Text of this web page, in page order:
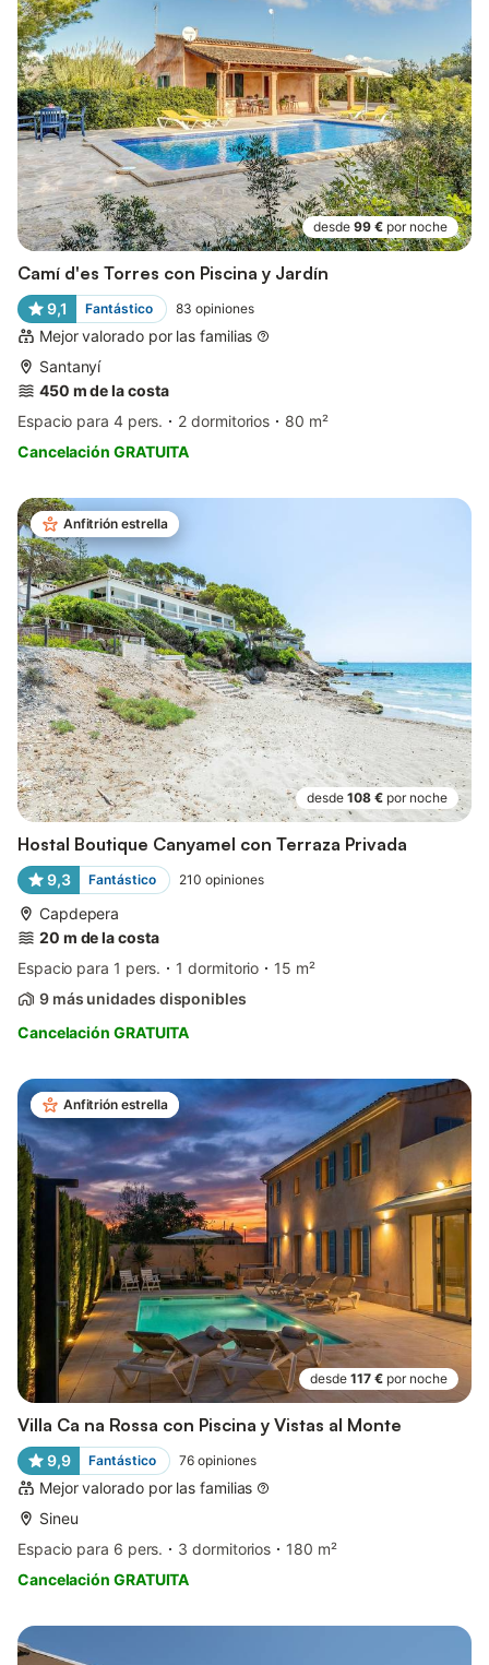
desde 99 € por noche
Camí d'es Torres con Piscina y Jardín
9,1 Fantástico 83 opiniones
Mejor valorado por las familias
Santanyí
450 m de la costa
Espacio para 4 pers.
2 dormitorios
80 m²
Cancelación GRATUITA
Anfitrión estrella
desde 108 € por noche
Hostal Boutique Canyamel con Terraza Privada
9,3 Fantástico 210 opiniones
Capdepera
20 m de la costa
Espacio para 1 pers.
1 dormitorio
15 m²
9 más unidades disponibles
Cancelación GRATUITA
Anfitrión estrella
desde 117 € por noche
Villa Ca na Rossa con Piscina y Vistas al Monte
9,9 Fantástico 76 opiniones
Mejor valorado por las familias
Sineu
Espacio para 6 pers.
3 dormitorios
180 m²
Cancelación GRATUITA